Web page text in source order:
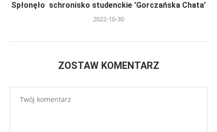
Spłonęło schronisko studenckie 'Gorczańska Chata’
2022-10-30
ZOSTAW KOMENTARZ